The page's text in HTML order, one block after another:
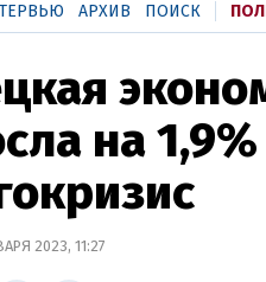
АРХИВ ПОИСК
на
2023, 11:27